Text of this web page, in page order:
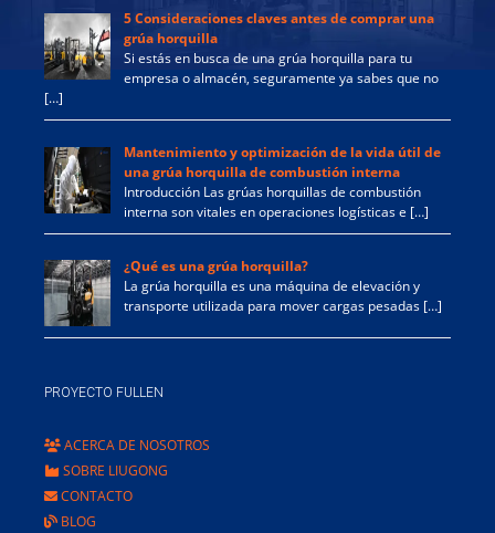
5 Consideraciones claves antes de comprar una
grúa horquilla
Si estás en busca de una grúa horquilla para tu
empresa o almacén, seguramente ya sabes que no
[…]
Mantenimiento y optimización de la vida útil de
una grúa horquilla de combustión interna
Introducción Las grúas horquillas de combustión
interna son vitales en operaciones logísticas e […]
¿Qué es una grúa horquilla?
La grúa horquilla es una máquina de elevación y
transporte utilizada para mover cargas pesadas […]
PROYECTO FULLEN
ACERCA DE NOSOTROS
SOBRE LIUGONG
CONTACTO
BLOG